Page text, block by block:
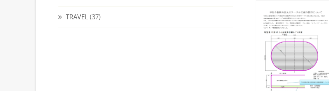
TRAVEL(37)